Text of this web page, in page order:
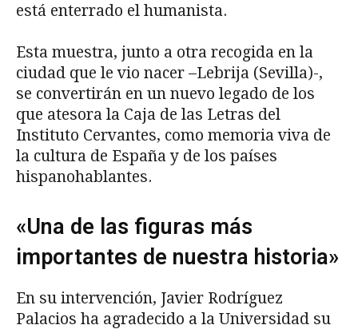
está enterrado el humanista.
Esta muestra, junto a otra recogida en la
ciudad que le vio nacer –Lebrija (Sevilla)-,
se convertirán en un nuevo legado de los
que atesora la Caja de las Letras del
Instituto Cervantes, como memoria viva de
la cultura de España y de los países
hispanohablantes.
«Una de las figuras más
importantes de nuestra historia»
En su intervención, Javier Rodríguez
Palacios ha agradecido a la Universidad su